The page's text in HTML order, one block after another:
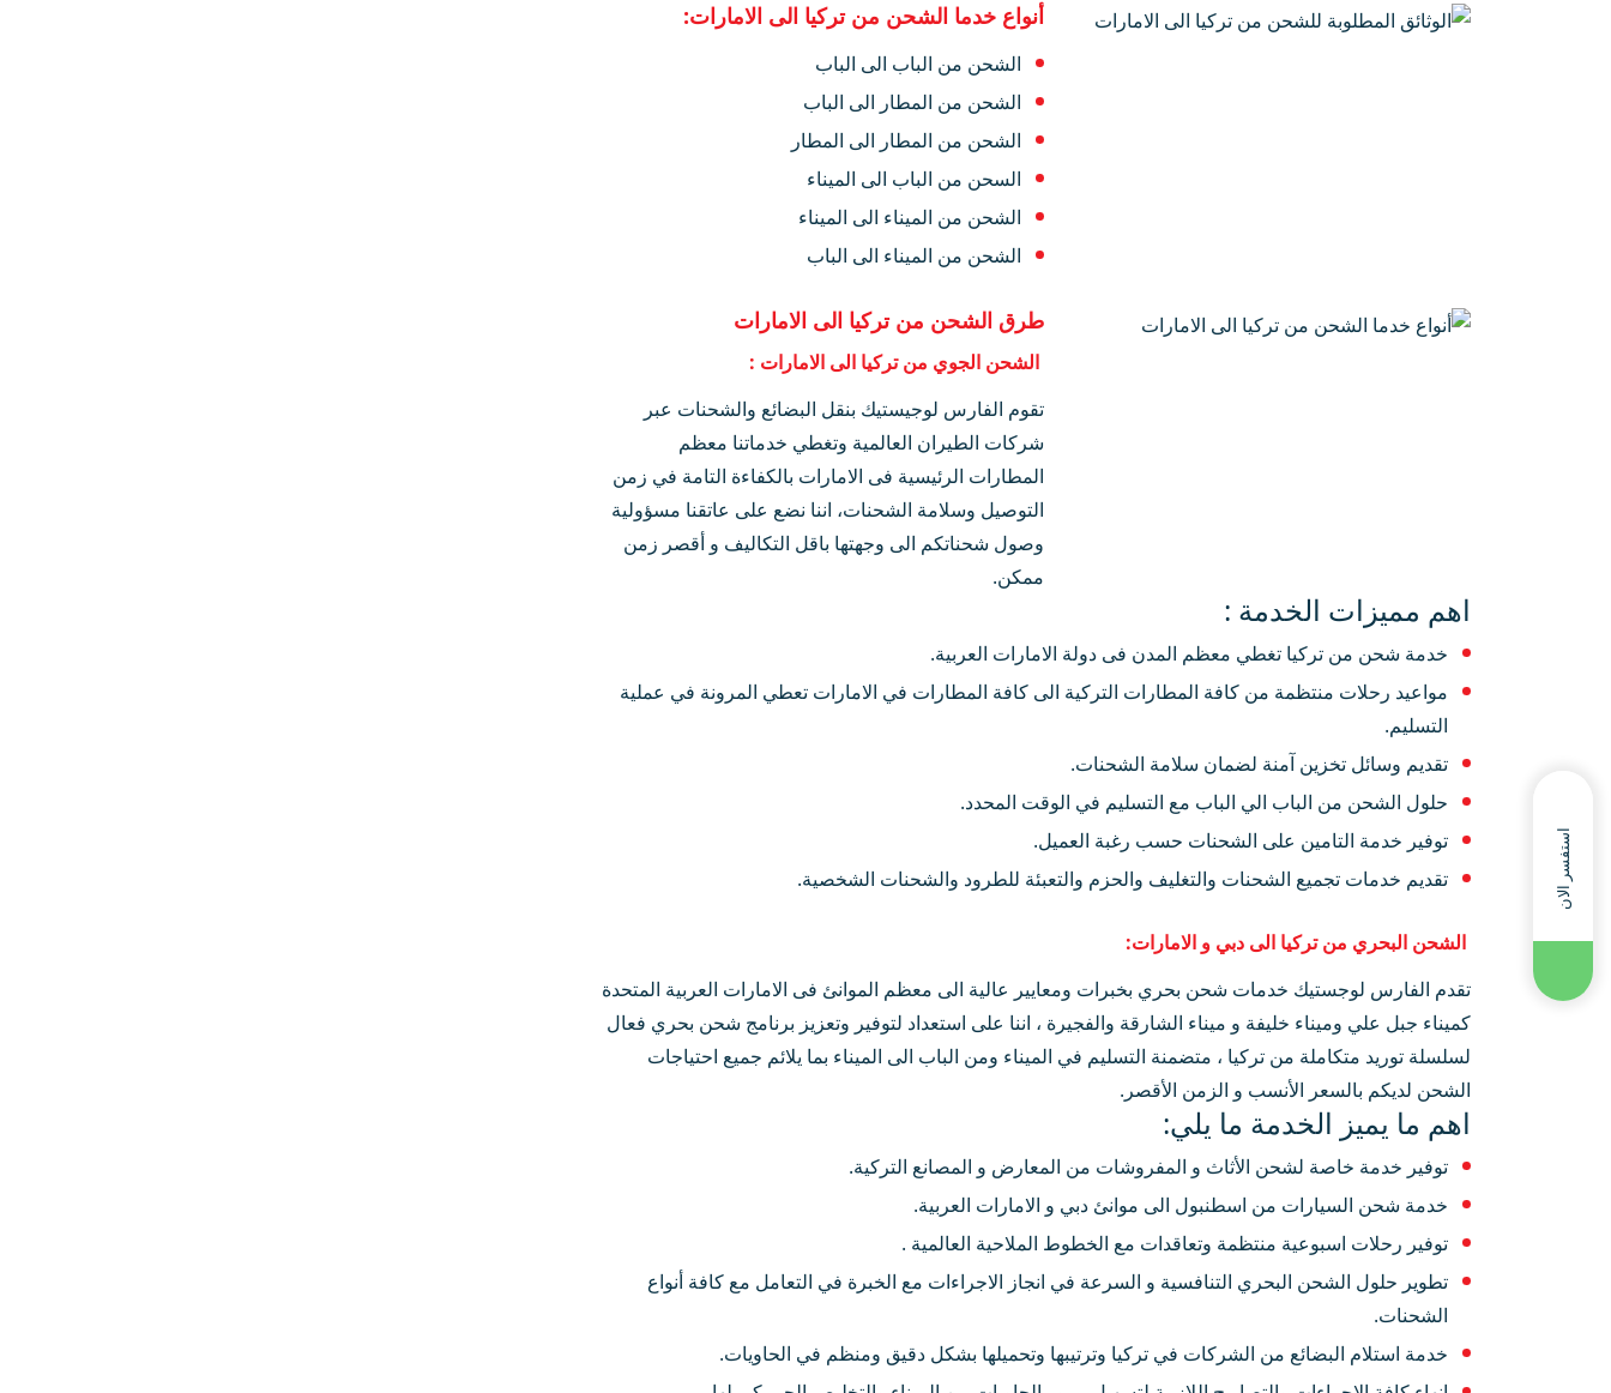
أنواع خدما الشحن من تركيا الى الامارات:
الشحن من الباب الى الباب
الشحن من المطار الى الباب
الشحن من المطار الى المطار
السحن من الباب الى الميناء
الشحن من الميناء الى الميناء
الشحن من الميناء الى الباب
طرق الشحن من تركيا الى الامارات
الشحن الجوي من تركيا الى الامارات :
تقوم الفارس لوجيستيك بنقل البضائع والشحنات عبر
شركات الطيران العالمية وتغطي خدماتنا معظم
المطارات الرئيسية فى الامارات بالكفاءة التامة في زمن
التوصيل وسلامة الشحنات، اننا نضع على عاتقنا مسؤولية
وصول شحناتكم الى وجهتها باقل التكاليف و أقصر زمن
ممكن.
اهم مميزات الخدمة :
خدمة شحن من تركيا تغطي معظم المدن فى دولة الامارات العربية.
مواعيد رحلات منتظمة من كافة المطارات التركية الى كافة المطارات في الامارات تعطي المرونة في عملية
التسليم.
تقديم وسائل تخزين آمنة لضمان سلامة الشحنات.
حلول الشحن من الباب الي الباب مع التسليم في الوقت المحدد.
توفير خدمة التامين على الشحنات حسب رغبة العميل.
تقديم خدمات تجميع الشحنات والتغليف والحزم والتعبئة للطرود والشحنات الشخصية.
الشحن البحري من تركيا الى دبي و الامارات:
تقدم الفارس لوجستيك خدمات شحن بحري بخبرات ومعايير عالية الى معظم الموانئ فى الامارات العربية المتحدة
كميناء جبل علي وميناء خليفة و ميناء الشارقة والفجيرة ، اننا على استعداد لتوفير وتعزيز برنامج شحن بحري فعال
لسلسلة توريد متكاملة من تركيا ، متضمنة التسليم في الميناء ومن الباب الى الميناء بما يلائم جميع احتياجات
الشحن لديكم بالسعر الأنسب و الزمن الأقصر.
اهم ما يميز الخدمة ما يلي:
توفير خدمة خاصة لشحن الأثاث و المفروشات من المعارض و المصانع التركية.
خدمة شحن السيارات من اسطنبول الى موانئ دبي و الامارات العربية.
توفير رحلات اسبوعية منتظمة وتعاقدات مع الخطوط الملاحية العالمية .
تطوير حلول الشحن البحري التنافسية و السرعة في انجاز الاجراءات مع الخبرة في التعامل مع كافة أنواع
الشحنات.
خدمة استلام البضائع من الشركات في تركيا وترتيبها وتحميلها بشكل دقيق ومنظم في الحاويات.
استفسر الان